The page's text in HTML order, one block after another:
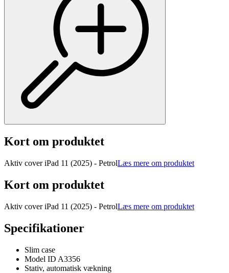
Kort om produktet
Aktiv cover iPad 11 (2025) - PetrolLæs mere om produktet
Kort om produktet
Aktiv cover iPad 11 (2025) - PetrolLæs mere om produktet
Specifikationer
Slim case
Model ID A3356
Stativ, automatisk vækning